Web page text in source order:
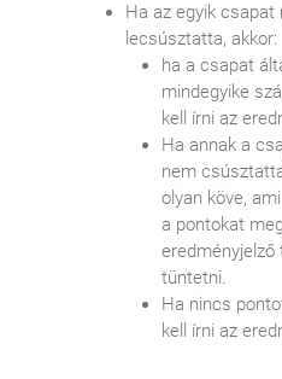
Ha az egyik
lecsúsztatta, akkor:
ha a csapat
mindegyike
kell írni az
Ha annak a
nem
olyan köve,
a pontokat
eredményjelző
tüntetni.
Ha nincs
kell írni az